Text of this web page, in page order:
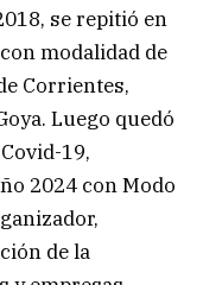
se repitió en
modalidad de
Corrientes,
Luego quedó
19,
2024 con Modo
de la